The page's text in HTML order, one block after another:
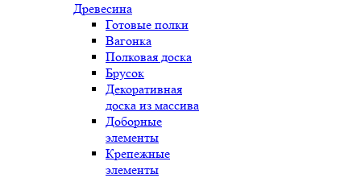
Древесина
Готовые полки
Вагонка
Полковая доска
Брусок
Декоративная
доска из массива
Доборные
элементы
Крепежные
элементы